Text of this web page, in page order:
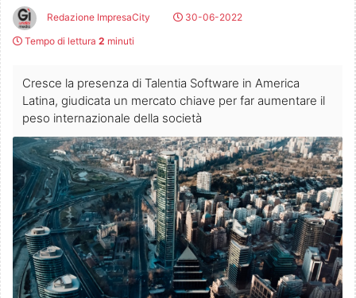
Redazione ImpresaCity
30-06-2022
Tempo di lettura 2 minuti
Cresce la presenza di Talentia Software in America
Latina, giudicata un mercato chiave per far aumentare il
peso internazionale della società